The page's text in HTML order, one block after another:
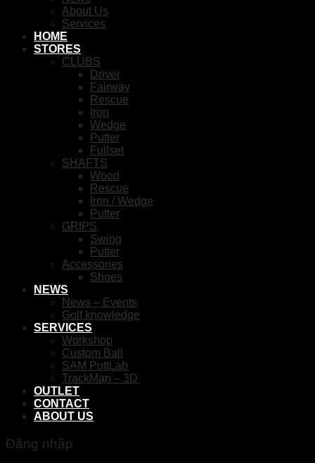
About Us
Services
HOME
STORES
CLUBS
Driver
Fairway
Rescue
Iron
Wedge
Putter
Fullset
SHAFTS
Wood
Rescue
Iron / Wedge
Putter
GRIPS
Swing
Putter
Accessories
Shoes
NEWS
News – Events
Golf knowledge
SERVICES
Workshop
Custom Ball
SAM PuttLab
TrackMan – 3D
OUTLET
CONTACT
ABOUT US
Đăng nhập